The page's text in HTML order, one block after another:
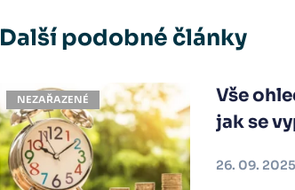
Další podobné články
NEZAŘAZENÉ
Vše
jak se
26. 09. 2025